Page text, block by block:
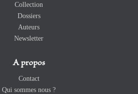
Collection
Dossiers
Auteurs
Newsletter
A propos
Contact
Qui sommes nous ?